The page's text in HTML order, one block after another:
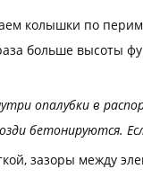
колышки по
больше высоты
опалубки в
бетонируются.
зазоры между